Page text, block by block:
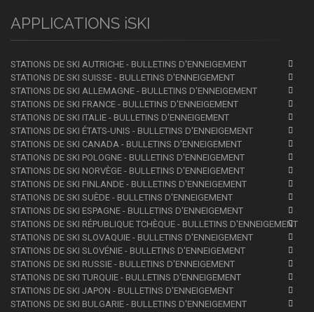
APPLICATIONS iSKI
STATIONS DE SKI AUTRICHE - BULLETINS D'ENNEIGEMENT
STATIONS DE SKI SUISSE - BULLETINS D'ENNEIGEMENT
STATIONS DE SKI ALLEMAGNE - BULLETINS D'ENNEIGEMENT
STATIONS DE SKI FRANCE - BULLETINS D'ENNEIGEMENT
STATIONS DE SKI ITALIE - BULLETINS D'ENNEIGEMENT
STATIONS DE SKI ÉTATS-UNIS - BULLETINS D'ENNEIGEMENT
STATIONS DE SKI CANADA - BULLETINS D'ENNEIGEMENT
STATIONS DE SKI POLOGNE - BULLETINS D'ENNEIGEMENT
STATIONS DE SKI NORVÈGE - BULLETINS D'ENNEIGEMENT
STATIONS DE SKI FINLANDE - BULLETINS D'ENNEIGEMENT
STATIONS DE SKI SUÈDE - BULLETINS D'ENNEIGEMENT
STATIONS DE SKI ESPAGNE - BULLETINS D'ENNEIGEMENT
STATIONS DE SKI RÉPUBLIQUE TCHÈQUE - BULLETINS D'ENNEIGEMENT
STATIONS DE SKI SLOVAQUIE - BULLETINS D'ENNEIGEMENT
STATIONS DE SKI SLOVÉNIE - BULLETINS D'ENNEIGEMENT
STATIONS DE SKI RUSSIE - BULLETINS D'ENNEIGEMENT
STATIONS DE SKI TURQUIE - BULLETINS D'ENNEIGEMENT
STATIONS DE SKI JAPON - BULLETINS D'ENNEIGEMENT
STATIONS DE SKI BULGARIE - BULLETINS D'ENNEIGEMENT